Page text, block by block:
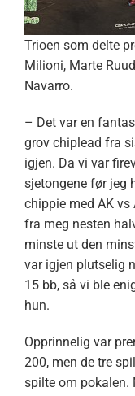
Trioen som delte
Milioni, Marte
Navarro.
– Det var en
grov chiplead fra
igjen. Da vi var
sjetongene før jeg
chippie med AK vs
fra meg nesten
minste ut den
var igjen plutselig
15 bb, så vi ble
hun.
Opprinnelig var
200, men de tre
spilte om pokalen.